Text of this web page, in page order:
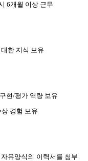
6개월 이상 근무
한 지식 보유
현/평가 역량 보유
경험 보유
유양식의 이력서를 첨부